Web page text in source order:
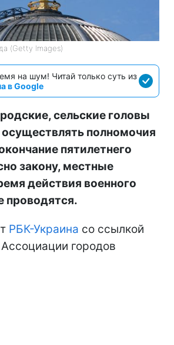
(Getty Images)
на шум! Читай только суть из
в Google
сельские головы
полномочия
пятилетнего
закону, местные
действия военного
проводятся.
РБК-Украина со ссылкой
Ассоциации городов